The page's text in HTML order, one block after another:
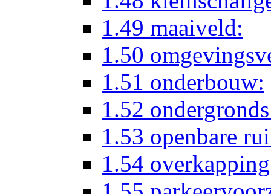
1.49 maaiveld:
1.50
1.51 onderbouw:
1.52
1.53 openbare
1.54